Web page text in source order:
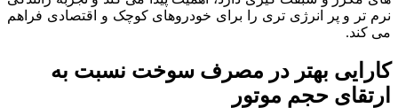
نرم تر و پر انرژی تری را برای خودروهای کوچک و اقتصادی فراهم
می کند.
کارایی بهتر در مصرف سوخت نسبت به
ارتقای حجم موتور